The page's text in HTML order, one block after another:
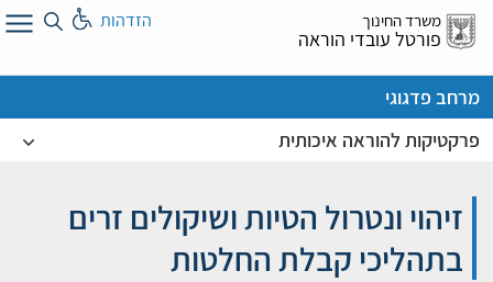
דלג
אל
משרד החינוך
פורטל עובדי הוראה
הזדהות
מרחב פדגוגי
פרקטיקות להוראה איכותית
זיהוי ונטרול הטיות ושיקולים זרים
בתהליכי קבלת החלטות